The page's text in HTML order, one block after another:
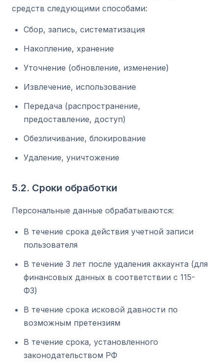
средств следующими способами:
Сбор, запись, систематизация
Накопление, хранение
Уточнение (обновление, изменение)
Извлечение, использование
Передача (распространение,
предоставление, доступ)
Обезличивание, блокирование
Удаление, уничтожение
5.2. Сроки обработки
Персональные данные обрабатываются:
В течение срока действия учетной записи
пользователя
В течение 3 лет после удаления аккаунта (для
финансовых данных в соответствии с 115-
ФЗ)
В течение срока исковой давности по
возможным претензиям
В течение срока, установленного
законодательством РФ